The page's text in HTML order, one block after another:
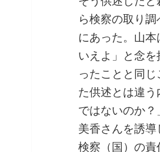
ら検察の取り
にあった。山
いえよ」と念
ったことと同
た供述とは違
ではないのか？
美香さんを誘
検察（国）の